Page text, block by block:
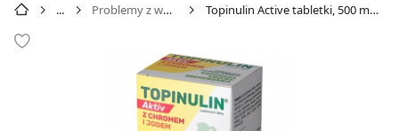
Problemy z wypróżnianiem Topinulin Active tabletki, 500 mg, 50 szt. - cena 21,49 zł